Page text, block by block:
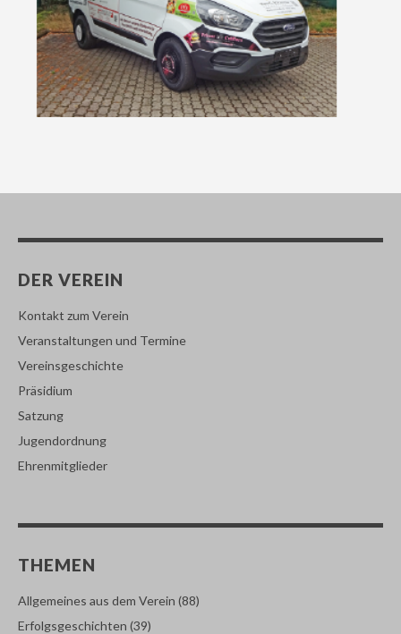
DER VEREIN
Kontakt zum Verein
Veranstaltungen und Termine
Vereinsgeschichte
Präsidium
Satzung
Jugendordnung
Ehrenmitglieder
THEMEN
Allgemeines aus dem Verein (88)
Erfolgsgeschichten (39)